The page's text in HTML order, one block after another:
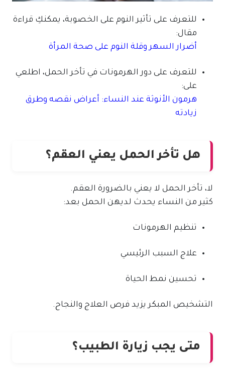
للتعرف على تأثير النوم على الخصوبة، يمكنكِ قراءة
مقال:
أضرار السهر وقلة النوم على صحة المرأة
للتعرف على دور الهرمونات في تأخر الحمل، اطلعي
على:
هرمون الأنوثة عند النساء: أعراض نقصه وطرق
زيادته
هل تأخر الحمل يعني العقم؟
لا، تأخر الحمل لا يعني بالضرورة العقم.
كثير من النساء يحدث لديهن الحمل بعد:
تنظيم الهرمونات
علاج السبب الرئيسي
تحسين نمط الحياة
التشخيص المبكر يزيد فرص العلاج والنجاح.
متى يجب زيارة الطبيب؟